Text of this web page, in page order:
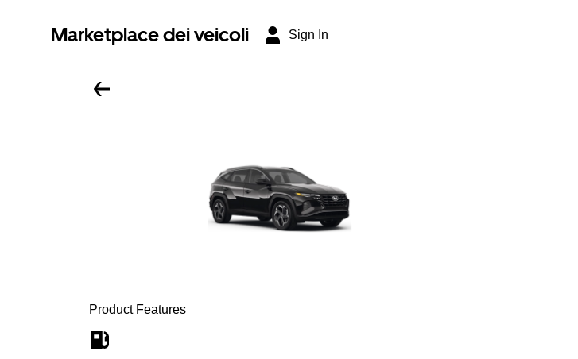
Marketplace dei veicoli Sign In
Product Features